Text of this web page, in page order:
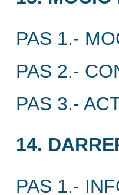
PAS 1.-
PAS 2.-
PAS 3.-
14.
PAS 1.-